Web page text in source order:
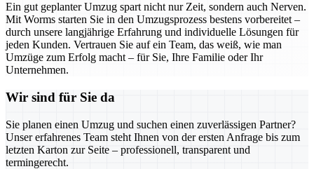
Ein gut geplanter Umzug spart nicht nur Zeit, sondern auch Nerven.
Mit Worms starten Sie in den Umzugsprozess bestens vorbereitet –
durch unsere langjährige Erfahrung und individuelle Lösungen für
jeden Kunden. Vertrauen Sie auf ein Team, das weiß, wie man
Umzüge zum Erfolg macht – für Sie, Ihre Familie oder Ihr
Unternehmen.
Wir sind für Sie da
Sie planen einen Umzug und suchen einen zuverlässigen Partner?
Unser erfahrenes Team steht Ihnen von der ersten Anfrage bis zum
letzten Karton zur Seite – professionell, transparent und
termingerecht.